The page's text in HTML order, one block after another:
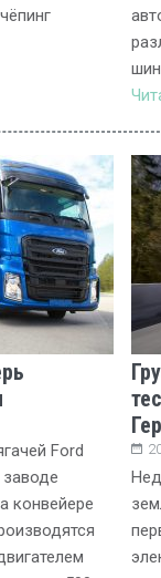
шин
Ford
конвейере